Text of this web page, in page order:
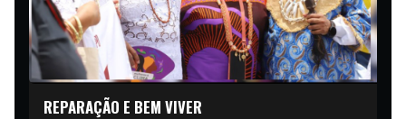
REPARAÇÃO E BEM VIVER